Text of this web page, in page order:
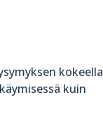
kokeella
kuin